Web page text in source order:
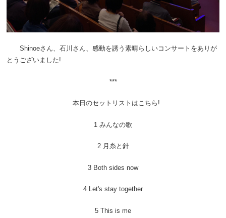
Shinoeさん、石川さん、感動を誘う素晴らしいコンサートをありが
とうございました!
***
本日のセットリストはこちら!
1 みんなの歌
2 月糸と針
3 Both sides now
4 Let's stay together
5 This is me